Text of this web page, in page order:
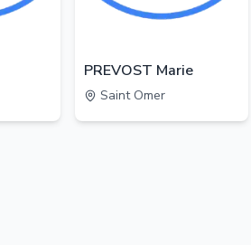
PREVOST Marie
Saint Omer